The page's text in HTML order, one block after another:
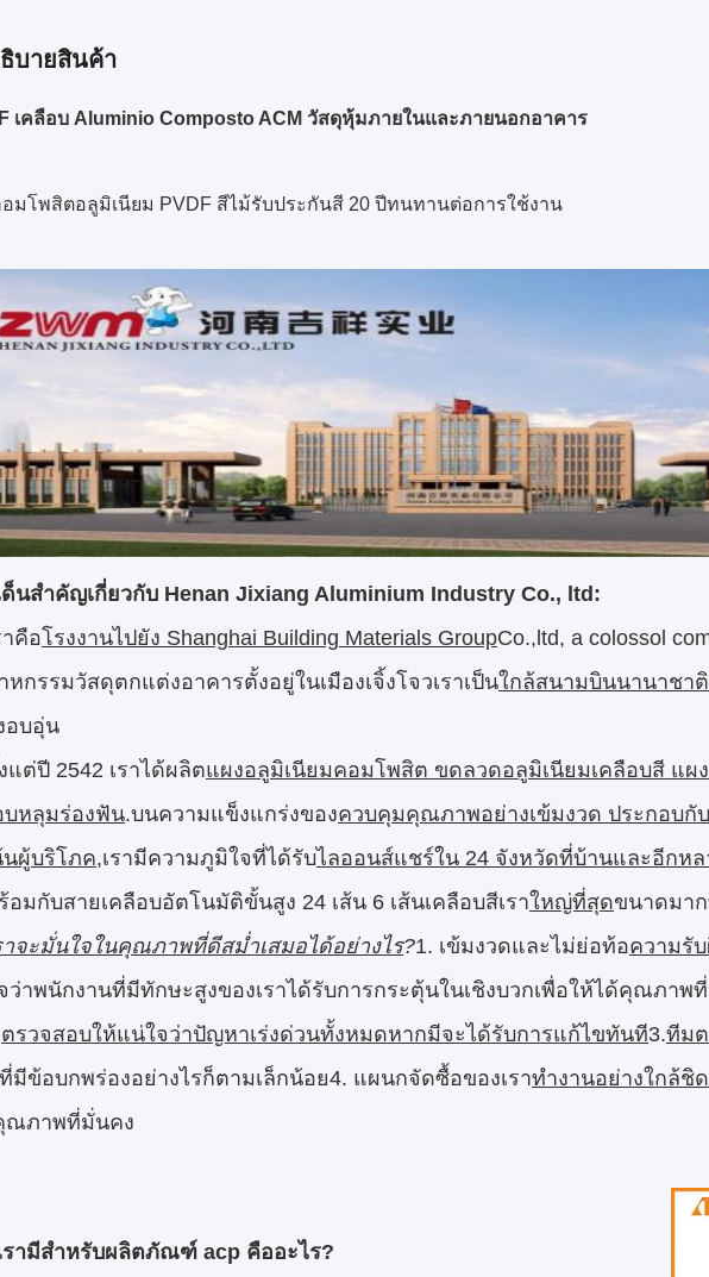
บายสินค้า
เคลือบ Aluminio Composto ACM วัสดุหุ้มภายในและภายนอกอาคาร
อมโพสิตอลูมิเนียม PVDF สีไม้รับประกันสี 20 ปีทนทานต่อการใช้งาน
ด็นสำคัญเกี่ยวกับ Henan Jixiang Aluminium Industry Co., ltd:
าคือโรงงานไปยัง Shanghai Building Materials GroupCo.,ltd, a colossol
หกรรมวัสดุตกแต่งอาคารตั้งอยู่ในเมืองเจิ้งโจวเราเป็นใกล้สนามบินนานาชาติ
อบอุ่น
แต่ปี 2542 เราได้ผลิตแผงอลูมิเนียมคอมโพสิต ขดลวดอลูมิเนียมเคลือบสี แผ
บหลุมร่องฟัน.บนความแข็งแกร่งของควบคุมคุณภาพอย่างเข้มงวด ประกอบ
นผู้บริโภค,เรามีความภูมิใจที่ได้รับไลออนส์แชร์ใน 24 จังหวัดที่บ้านและอีกหล
อมกับสายเคลือบอัตโนมัติขั้นสูง 24 เส้น 6 เส้นเคลือบสีเราใหญ่ที่สุดขนาดมา
าจะมั่นใจในคุณภาพที่ดีสม่ำเสมอได้อย่างไร?1. เข้มงวดและไม่ย่อท้อความรั
ว่าพนักงานที่มีทักษะสูงของเราได้รับการกระตุ้นในเชิงบวกเพื่อให้ได้คุณภาพ
ตรวจสอบให้แน่ใจว่าปัญหาเร่งด่วนทั้งหมดหากมีจะได้รับการแก้ไขทันที3.ทีม
มีข้อบกพร่องอย่างไรก็ตามเล็กน้อย4. แผนกจัดซื้อของเราทำงานอย่างใกล้ชิ
ณภาพที่มั่นคง
รามีสำหรับผลิตภัณฑ์ acp คืออะไร?